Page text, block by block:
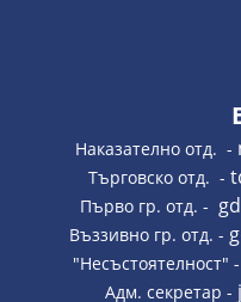
Наказателно отд. -
Търговско отд. -
Първо гр. отд. -
Въззивно гр. отд. -
"Несъстоятелност" -
Адм. секретар -